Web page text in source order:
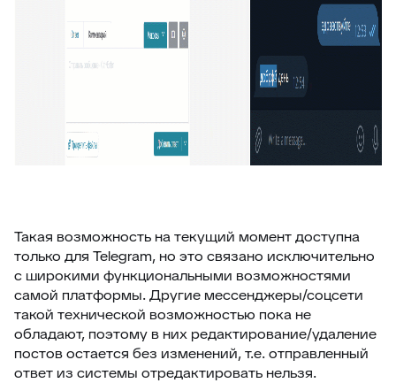
Такая возможность на текущий момент доступна
только для Telegram, но это связано исключительно
с широкими функциональными возможностями
самой платформы. Другие мессенджеры/соцсети
такой технической возможностью пока не
обладают, поэтому в них редактирование/удаление
постов остается без изменений, т.е. отправленный
ответ из системы отредактировать нельзя.